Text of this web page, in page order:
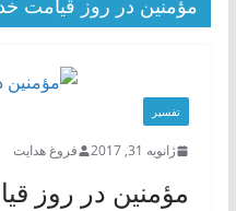
مؤمنین در روز قیامت
تفسیر
ژانویه 31, 2017 فروغ هدایت
مؤمنین در روز